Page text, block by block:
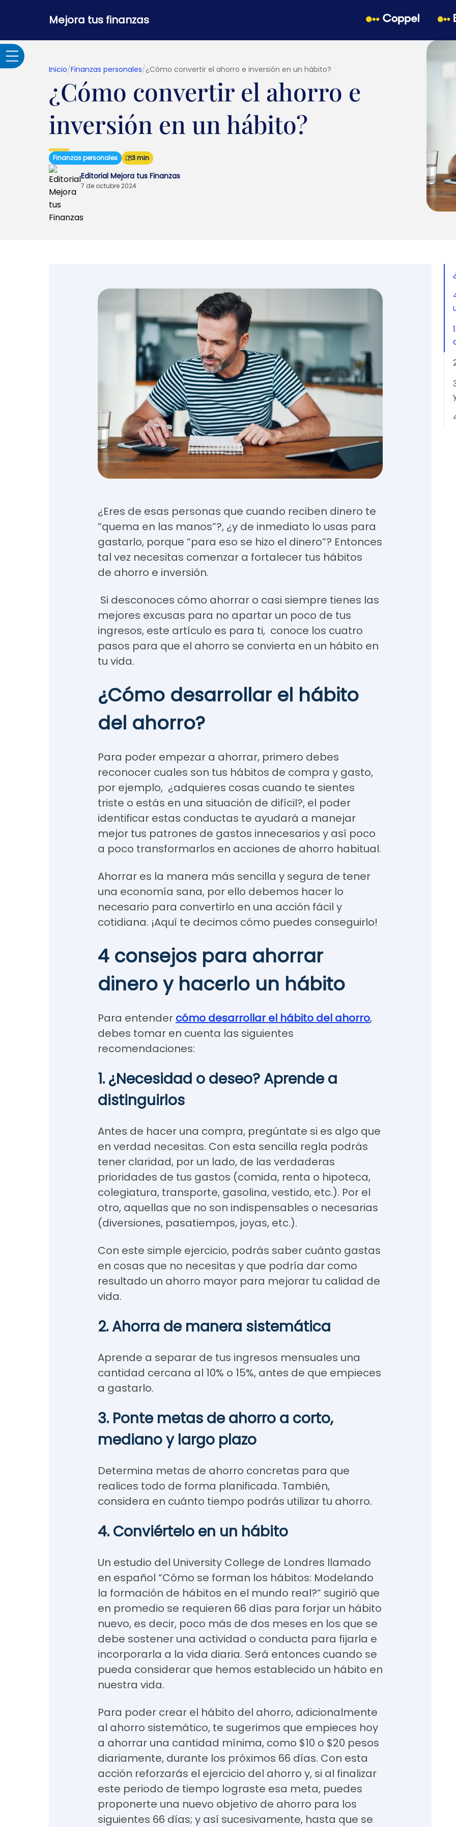
Mejora tus finanzas
Adultos Mayores
Banca por internet y
Crédito hipotecario
Créditos y
préstamos
Inicio/Finanzas personales/¿Cómo convertir el ahorro e inversión en un hábito?
¿Cómo convertir el ahorro e
inversión en un hábito?
Finanzas personales 3 min
Editorial Mejora tus Finanzas
7 de octubre 2024
¿Eres de esas personas que cuando reciben dinero te
“quema en las manos”?, ¿y de inmediato lo usas para
gastarlo, porque “para eso se hizo el dinero”? Entonces
tal vez necesitas comenzar a fortalecer tus hábitos
de ahorro e inversión.
Si desconoces cómo ahorrar o casi siempre tienes las
mejores excusas para no apartar un poco de tus
ingresos, este artículo es para ti, conoce los cuatro
pasos para que el ahorro se convierta en un hábito en
tu vida.
¿Cómo desarrollar el hábito
del ahorro?
Para poder empezar a ahorrar, primero debes
reconocer cuales son tus hábitos de compra y gasto,
por ejemplo, ¿adquieres cosas cuando te sientes
triste o estás en una situación de difícil?, el poder
identificar estas conductas te ayudará a manejar
mejor tus patrones de gastos innecesarios y así poco
a poco transformarlos en acciones de ahorro habitual.
Ahorrar es la manera más sencilla y segura de tener
una economía sana, por ello debemos hacer lo
necesario para convertirlo en una acción fácil y
cotidiana. ¡Aquí te decimos cómo puedes conseguirlo!
4 consejos para ahorrar
dinero y hacerlo un hábito
Para entender cómo desarrollar el hábito del ahorro,
debes tomar en cuenta las siguientes
recomendaciones:
1. ¿Necesidad o deseo? Aprende a
distinguirlos
Antes de hacer una compra, pregúntate si es algo que
en verdad necesitas. Con esta sencilla regla podrás
tener claridad, por un lado, de las verdaderas
prioridades de tus gastos (comida, renta o hipoteca,
colegiatura, transporte, gasolina, vestido, etc.). Por el
otro, aquellas que no son indispensables o necesarias
(diversiones, pasatiempos, joyas, etc.).
Con este simple ejercicio, podrás saber cuánto gastas
en cosas que no necesitas y que podría dar como
resultado un ahorro mayor para mejorar tu calidad de
vida.
2. Ahorra de manera sistemática
Aprende a separar de tus ingresos mensuales una
cantidad cercana al 10% o 15%, antes de que empieces
a gastarlo.
3. Ponte metas de ahorro a corto,
mediano y largo plazo
Determina metas de ahorro concretas para que
realices todo de forma planificada. También,
considera en cuánto tiempo podrás utilizar tu ahorro.
4. Conviértelo en un hábito
Un estudio del University College de Londres llamado
en español “Cómo se forman los hábitos: Modelando
la formación de hábitos en el mundo real?” sugirió que
en promedio se requieren 66 días para forjar un hábito
nuevo, es decir, poco más de dos meses en los que se
debe sostener una actividad o conducta para fijarla e
incorporarla a la vida diaria. Será entonces cuando se
pueda considerar que hemos establecido un hábito en
nuestra vida.
Para poder crear el hábito del ahorro, adicionalmente
al ahorro sistemático, te sugerimos que empieces hoy
a ahorrar una cantidad mínima, como $10 o $20 pesos
diariamente, durante los próximos 66 días. Con esta
acción reforzarás el ejercicio del ahorro y, si al finalizar
este periodo de tiempo lograste esa meta, puedes
proponerte una nuevo objetivo de ahorro para los
siguientes 66 días; y así sucesivamente, hasta que se